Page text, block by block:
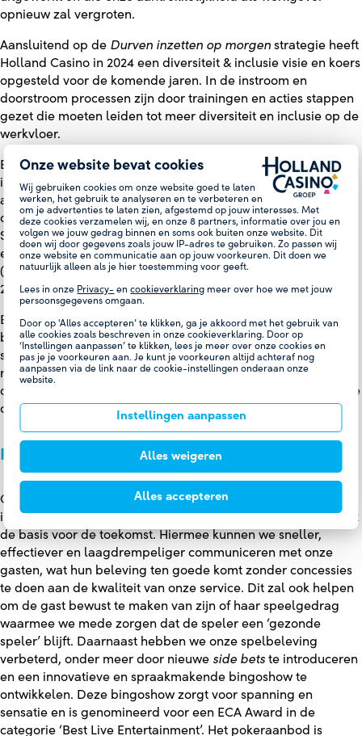
Onze website bevat cookies
Wij gebruiken cookies om onze website goed te laten
werken, het gebruik te analyseren en te verbeteren en
om je advertenties te laten zien, afgestemd op jouw interesses. Met
deze cookies verzamelen wij, en onze8 partners, informatie over jou en
volgen we jouw gedrag binnen en soms ook buiten onze website. Dit
doen wij door gegevens zoals jouw IP-adres te gebruiken. Zo passen wij
onze website en communicatie aan op jouw voorkeuren. Dit doen we
natuurlijk alleen als je hier toestemming voor geeft.
Lees in onze Privacy- encookieverklaring meer over hoe we met jouw
persoonsgegevens omgaan.
Door op 'Alles accepteren’ te klikken, ga je akkoord met het gebruik van
alle cookies zoals beschreven in onze cookieverklaring. Door op
‘Instellingen aanpassen’ te klikken, lees je meer over onze cookies en
pas je je voorkeuren aan. Je kunt je voorkeuren altijd achteraf nog
aanpassen via de link naar de cookie-instellingen onderaan onze
website.
Instellingen aanpassen
Alles weigeren
Alles accepteren
opnieuw zal vergroten.
Aansluitend op de Durven inzetten op morgen strategie heeft
Holland Casino in 2024 een diversiteit & inclusie visie en koers
opgesteld voor de komende jaren. In de instroom en
doorstroom processen zijn door trainingen en acties stappen
gezet die moeten leiden tot meer diversiteit en inclusie op de
werkvloer.
Er is in 2024 een Commissie voor het melden van
integriteitskwesties ingericht en een integriteitsfunctionaris
aangesteld. Daarnaast heeft Holland Casino diverse kanalen
om melding te maken van integriteitskwesties. Via de
SpeakUp app zijn 12 meldingen binnengekomen. Verder zijn
er door de Integriteitsfunctionaris 31 signalen ingevoerd
(waaronder 23 adviesvragen). De afdeling Compliance heeft
27 integriteitskwesties onderzocht.
Een ander hoogtepunt was de ontwikkeling van nieuwe
bedrijfskleding, ontworpen door Mattijs van Bergen in
samenwerking met onze medewerkers. De kleding biedt
ruime keuze, is ontwikkeld met oog voor draagcomfort en
duurzaamheid en sluit aan bij de eigentijdse beleving in onze
casino’s.
Pijler 2: Play
Ondanks financiële uitdagingen blijven we investeren in
innovatie en vernieuwing. Het digitale platform ‘Mijn HC’ legt
de basis voor de toekomst. Hiermee kunnen we sneller,
effectiever en laagdrempeliger communiceren met onze
gasten, wat hun beleving ten goede komt zonder concessies
te doen aan de kwaliteit van onze service. Dit zal ook helpen
om de gast bewust te maken van zijn of haar speelgedrag
waarmee we mede zorgen dat de speler een ‘gezonde
speler’ blijft. Daarnaast hebben we onze spelbeleving
verbeterd, onder meer door nieuwe side bets te introduceren
en een innovatieve en spraakmakende bingoshow te
ontwikkelen. Deze bingoshow zorgt voor spanning en
sensatie en is genomineerd voor een ECA Award in de
categorie ‘Best Live Entertainment’. Het pokeraanbod is